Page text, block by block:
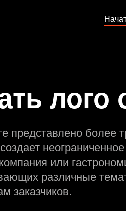
лого
представлено более
или
различные
заказчиков.